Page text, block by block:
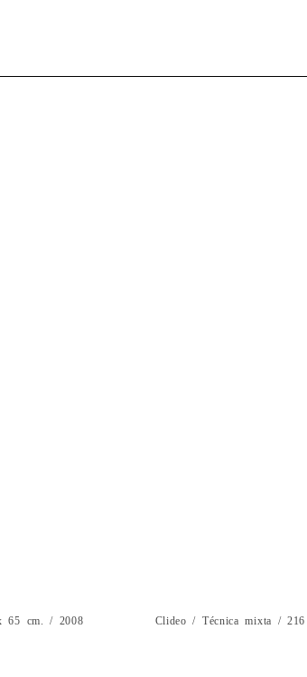
65 cm. / 2008 Clideo / Técnica mixta /